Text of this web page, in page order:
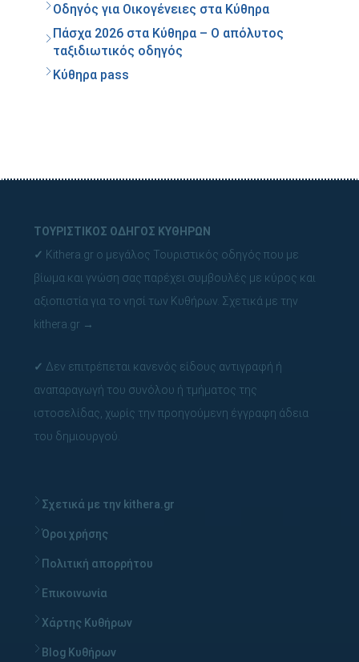
Οδηγός για Οικογένειες στα Κύθηρα
Πάσχα 2026 στα Κύθηρα – Ο απόλυτος
ταξιδιωτικός οδηγός
Κύθηρα pass
ΤΟΥΡΙΣΤΙΚΟΣ ΟΔΗΓΟΣ ΚΥΘΗΡΩΝ
✓ Kithera.gr ο μεγάλος Τουριστικός οδηγός που με
βίωμα και γνώση σας παρέχει συμβουλές με κύρος και
αξιοπιστία για το νησί των Κυθήρων. Σχετικά με την
kithera.gr →
✓ Δεν επιτρέπεται κανενός είδους αντιγραφή ή
αναπαραγωγή του συνόλου ή τμήματος της
ιστοσελίδας, χωρίς την προηγούμενη έγγραφη άδεια
του δημιουργού.
Σχετικά με την kithera.gr
Όροι χρήσης
Πολιτική απορρήτου
Επικοινωνία
Χάρτης Κυθήρων
Blog Κυθήρων